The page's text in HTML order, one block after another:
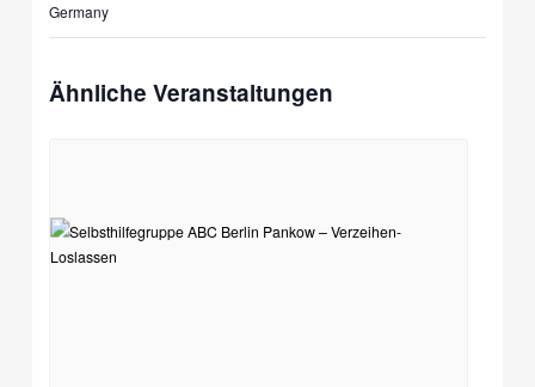
Germany
Ähnliche Veranstaltungen